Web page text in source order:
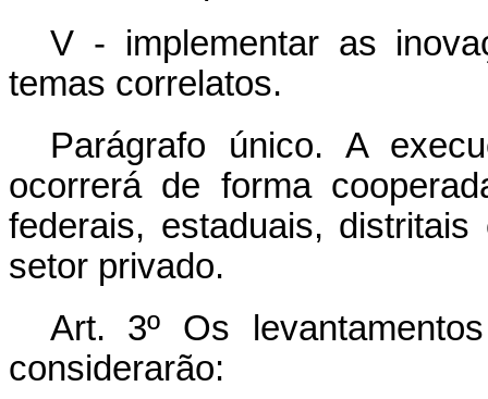
V - implementar as
temas correlatos.
Parágrafo único. A
ocorrerá de forma
federais, estaduais,
setor privado.
Art. 3º Os
considerarão: